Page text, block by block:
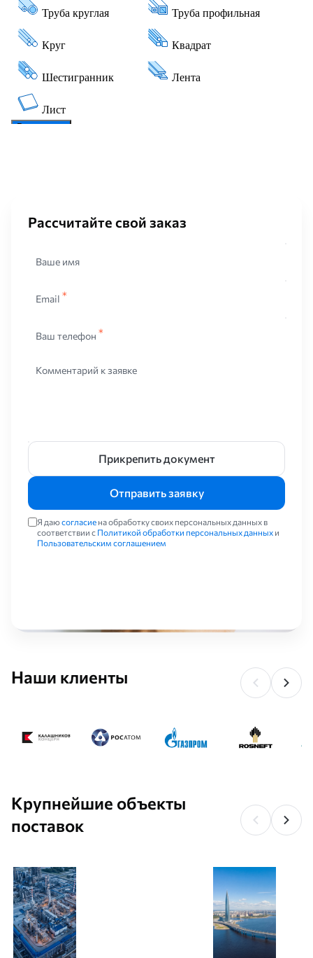
Рассчитайте свой заказ
Ваше имя
Email
Ваш телефон
Комментарий к заявке
Прикрепить документ
Отправить заявку
Я даюсогласие на обработку своих персональных данных в
соответствии с Политикой обработки персональных данных и
Пользовательским соглашением
Наши клиенты
Крупнейшие объекты
поставок